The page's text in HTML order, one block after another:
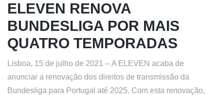
ELEVEN RENOVA
BUNDESLIGA POR MAIS
QUATRO TEMPORADAS
Lisboa, 15 de julho de 2021 – A ELEVEN acaba de
anunciar a renovação dos direitos de transmissão da
Bundesliga para Portugal até 2025. Com esta renovação,